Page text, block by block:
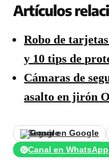
Artículos
Robo de
y 10 tips de
Cámaras de
asalto en jirón
Seguir en Google
Canal en WhatsApp